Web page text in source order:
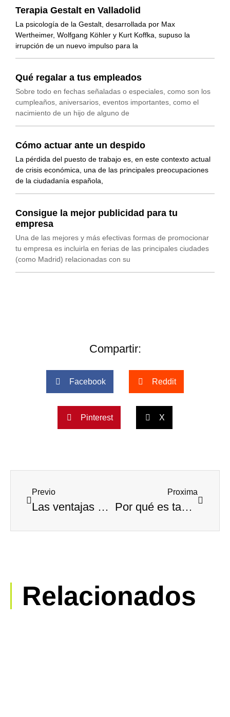
Terapia Gestalt en Valladolid
La psicología de la Gestalt, desarrollada por Max
Wertheimer, Wolfgang Köhler y Kurt Koffka, supuso la
irrupción de un nuevo impulso para la
Qué regalar a tus empleados
Sobre todo en fechas señaladas o especiales, como son los
cumpleaños, aniversarios, eventos importantes, como el
nacimiento de un hijo de alguno de
Cómo actuar ante un despido
La pérdida del puesto de trabajo es, en este contexto actual
de crisis económica, una de las principales preocupaciones
de la ciudadanía española,
Consigue la mejor publicidad para tu
empresa
Una de las mejores y más efectivas formas de promocionar
tu empresa es incluirla en ferias de las principales ciudades
(como Madrid) relacionadas con su
Compartir:
Facebook Reddit
Pinterest X
Previo
Las ventajas de utilizar el taxi
Proxima
Por qué es tan importante tener una buena web
Relacionados